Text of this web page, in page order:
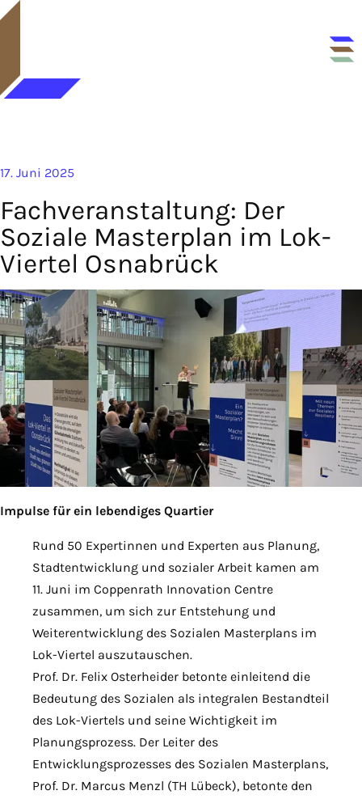
17. Juni 2025
Fachveranstaltung: Der
Soziale Masterplan im Lok-
Viertel Osnabrück
Impulse für ein lebendiges Quartier
Rund 50 Expertinnen und Experten aus Planung,
Stadtentwicklung und sozialer Arbeit kamen am
11. Juni im Coppenrath Innovation Centre
zusammen, um sich zur Entstehung und
Weiterentwicklung des Sozialen Masterplans im
Lok-Viertel auszutauschen.
Prof. Dr. Felix Osterheider betonte einleitend die
Bedeutung des Sozialen als integralen Bestandteil
des Lok-Viertels und seine Wichtigkeit im
Planungsprozess. Der Leiter des
Entwicklungsprozesses des Sozialen Masterplans,
Prof. Dr. Marcus Menzl (TH Lübeck), betonte den